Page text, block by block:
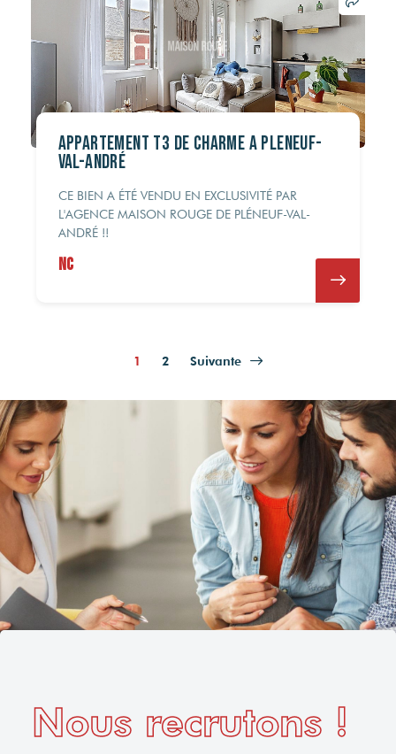
Appartement T3 de charme à Pléneuf-
Val-André
CE BIEN A ÉTÉ VENDU EN EXCLUSIVITÉ PAR
L'AGENCE MAISON ROUGE DE PLÉNEUF-VAL-
ANDRÉ !!
NC
1 2 Suivante
Nous recrutons !